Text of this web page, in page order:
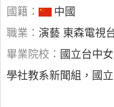
國籍：
中國
職業： 演藝 東森電視
畢業院校： 國立台中
學社教系新聞組，國